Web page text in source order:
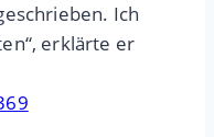
Ich
erklärte er